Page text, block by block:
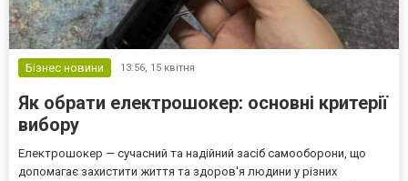
Бізнес новини 13:56, 15 квітня
Як обрати електрошокер: основні критерії
вибору
Електрошокер — сучасний та надійний засіб самооборони, що
допомагає захистити життя та здоров'я людини у різних